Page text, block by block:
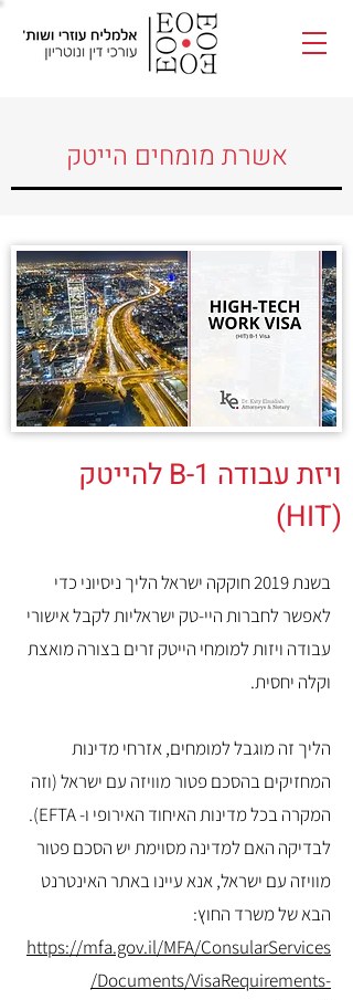
אשרת מומחים הייטק
ויזת עבודה B-1 להייטק
(HIT)
בשנת 2019 חוקקה ישראל הליך ניסיוני כדי
לאפשר לחברות היי-טק ישראליות לקבל אישורי
עבודה ויזות למומחי הייטק זרים בצורה מואצת
וקלה יחסית.
הליך זה מוגבל למומחים, אזרחי מדינות
המחזיקים בהסכם פטור מוויזה עם ישראל (וזה
המקרה בכל מדינות האיחוד האירופי ו- EFTA).
לבדיקה האם למדינה מסוימת יש הסכם פטור
מוויזה עם ישראל, אנא עיינו באתר האינטרנט
הבא של משרד החוץ:
https://mfa.gov.il/MFA/ConsularServices
/Documents/VisaRequirements-